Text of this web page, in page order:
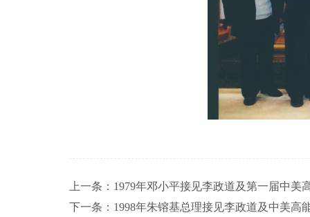
上一条： 1979年邓小平接见李政道及第一届中美
下一条： 1998年朱镕基总理接见李政道及中美高